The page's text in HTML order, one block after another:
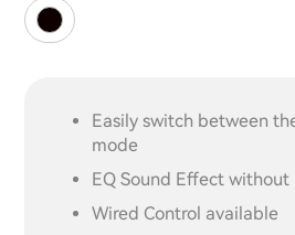
Easily switch between
mode
EQ Sound Effect without
Wired Control available